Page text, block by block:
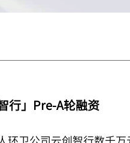
行」Pre-A轮融资